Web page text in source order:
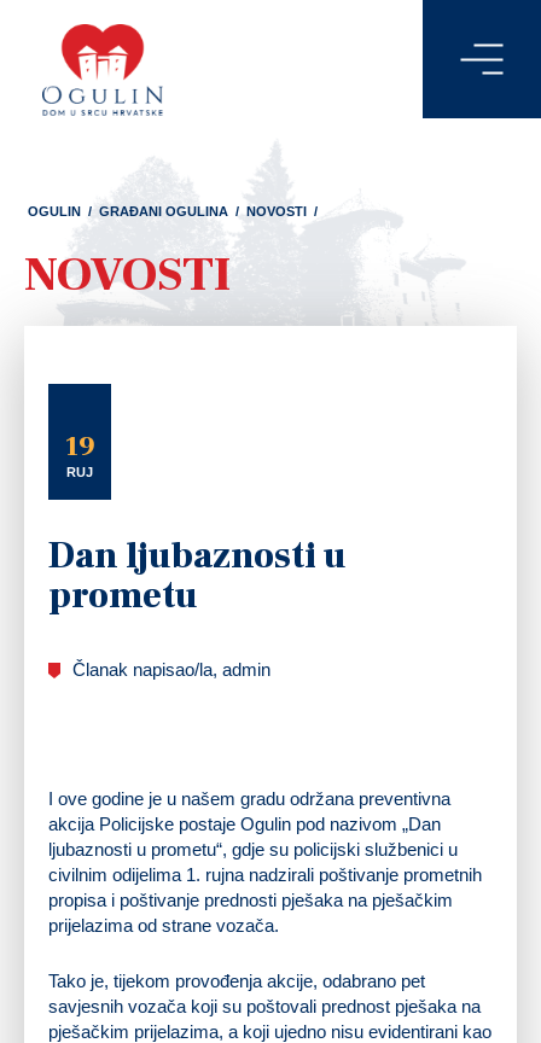
OGULIN / GRAĐANI OGULINA / NOVOSTI /
NOVOSTI
19
RUJ
Dan ljubaznosti u
prometu
Članak napisao/la, admin
I ove godine je u našem gradu održana preventivna
akcija Policijske postaje Ogulin pod nazivom „Dan
ljubaznosti u prometu“, gdje su policijski službenici u
civilnim odijelima 1. rujna nadzirali poštivanje prometnih
propisa i poštivanje prednosti pješaka na pješačkim
prijelazima od strane vozača.
Tako je, tijekom provođenja akcije, odabrano pet
savjesnih vozača koji su poštovali prednost pješaka na
pješačkim prijelazima, a koji ujedno nisu evidentirani kao